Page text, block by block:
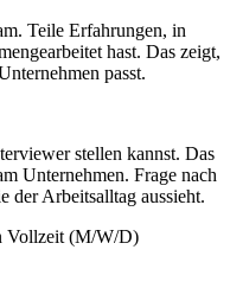
Teile Erfahrungen, in
hast. Das zeigt,
passt.
stellen kannst. Das
Unternehmen. Frage nach
der Arbeitsalltag aussieht.
Vollzeit (M/W/D)